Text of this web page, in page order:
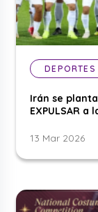
DEPORTES
Irán se planta
EXPULSAR
13 Mar 2026